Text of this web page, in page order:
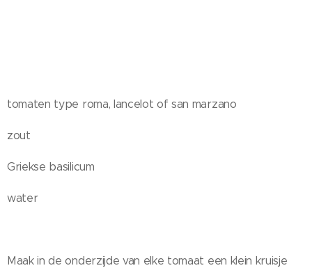
tomaten type roma, lancelot of san marzano
zout
Griekse basilicum
water
Maak in de onderzijde van elke tomaat een klein kruisje